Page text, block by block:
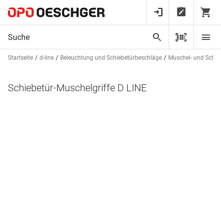
Startseite d-line Beleuchtung und Schiebetürbeschläge Muschel- und
Schiebetür-Muschelgriffe D LINE